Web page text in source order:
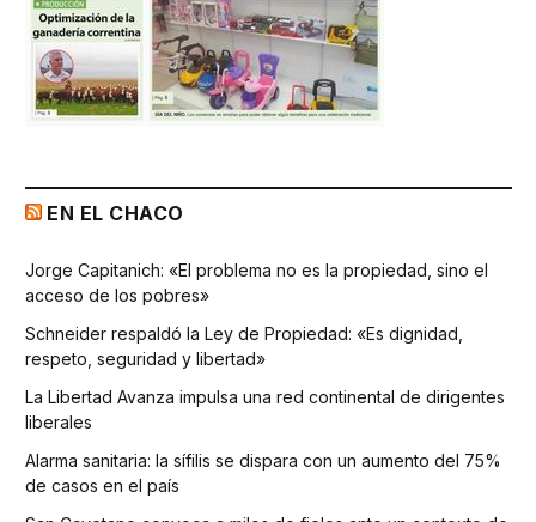
EN EL CHACO
Jorge Capitanich: «El problema no es la propiedad, sino el
acceso de los pobres»
Schneider respaldó la Ley de Propiedad: «Es dignidad,
respeto, seguridad y libertad»
La Libertad Avanza impulsa una red continental de dirigentes
liberales
Alarma sanitaria: la sífilis se dispara con un aumento del 75%
de casos en el país